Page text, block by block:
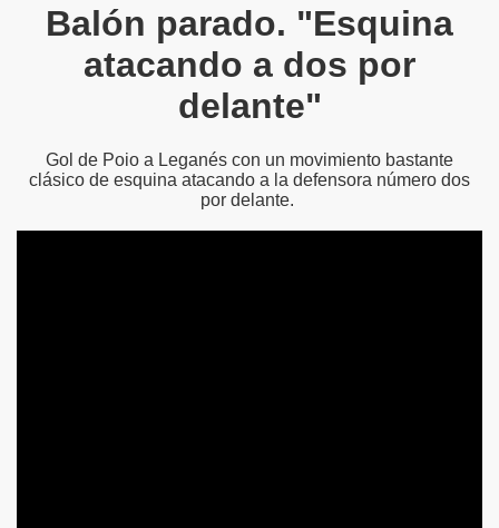
Balón parado. "Esquina
atacando a dos por
delante"
Gol de Poio a Leganés con un movimiento bastante
clásico de esquina atacando a la defensora número dos
por delante.